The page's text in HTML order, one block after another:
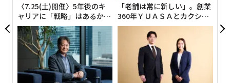
〈7.25(土)開催〉5年後のキ
ャリアに「戦略」はあるか。
トップエグゼクティブのキャ
リアに触れる1日│CAREER S
UMMIT 2026
「老舗は常に新しい」。創業
360年ＹＵＡＳＡとカクシン
CEO田尻望が語る、AIを超え
る人の価値